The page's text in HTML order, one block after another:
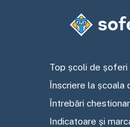
Top școli de șoferi
Înscriere la școala
Întrebări
Indicatoare și